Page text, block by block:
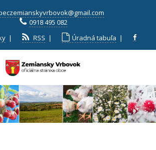
0918 495 082
| RSS | Úradná tabuľa |